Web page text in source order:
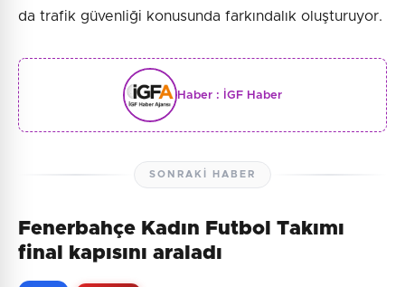
da trafik güvenliği konusunda farkındalık oluşturuyor.
Haber : İGF Haber
SONRAKI HABER
Fenerbahçe Kadın Futbol Takımı
final kapısını araladı